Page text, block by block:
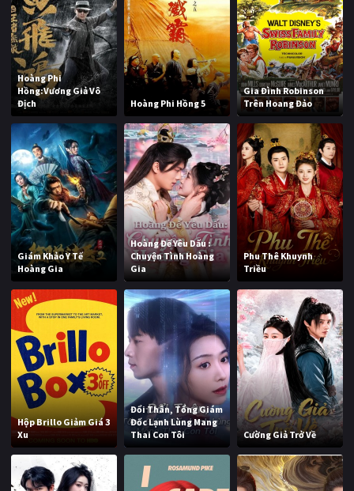
Hoàng Phi
Hồng:Vương Giả Vô
Địch
Hoàng Phi Hồng 5
Gia Đình Robinson
Trên Hoang Đảo
Giám Khảo Y Tế
Hoàng Gia
Hoàng Đế Yêu Dấu :
Chuyện Tình Hoàng
Gia
Phu Thê Khuynh
Triều
Hộp Brillo Giảm Giá 3
Xu
Đổi Thân, Tổng Giám
Đốc Lạnh Lùng Mang
Thai Con Tôi
Cường Giả Trở Về